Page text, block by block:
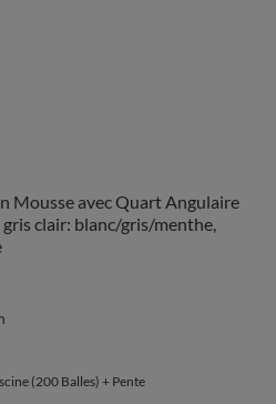
Mousse avec Quart Angulaire
clair: blanc/gris/menthe,
(200 Balles) + Pente